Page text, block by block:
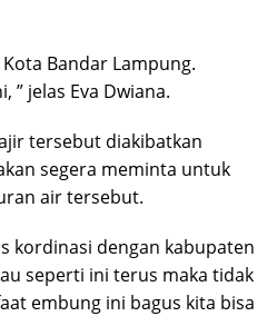
Bandar Lampung.
jelas Eva Dwiana.
tersebut diakibatkan
segera meminta untuk
air tersebut.
kordinasi dengan kabupaten
seperti ini terus maka tidak
embung ini bagus kita bisa